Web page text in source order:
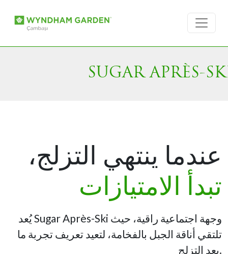
SUGAR APRÈS-
عندما ينتهي التزلج،
تبدأ الامتيازات
يُعد Sugar Après-Ski وجهة اجتماعية راقية، حيث
تلتقي أناقة الجبل بالفخامة، لتعيد تعريف تجربة ما
بعد التزلج.